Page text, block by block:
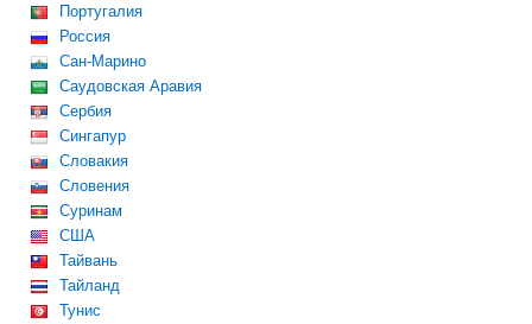
Португалия
Россия
Сан-Марино
Саудовская Аравия
Сербия
Сингапур
Словакия
Словения
Суринам
США
Тайвань
Тайланд
Тунис